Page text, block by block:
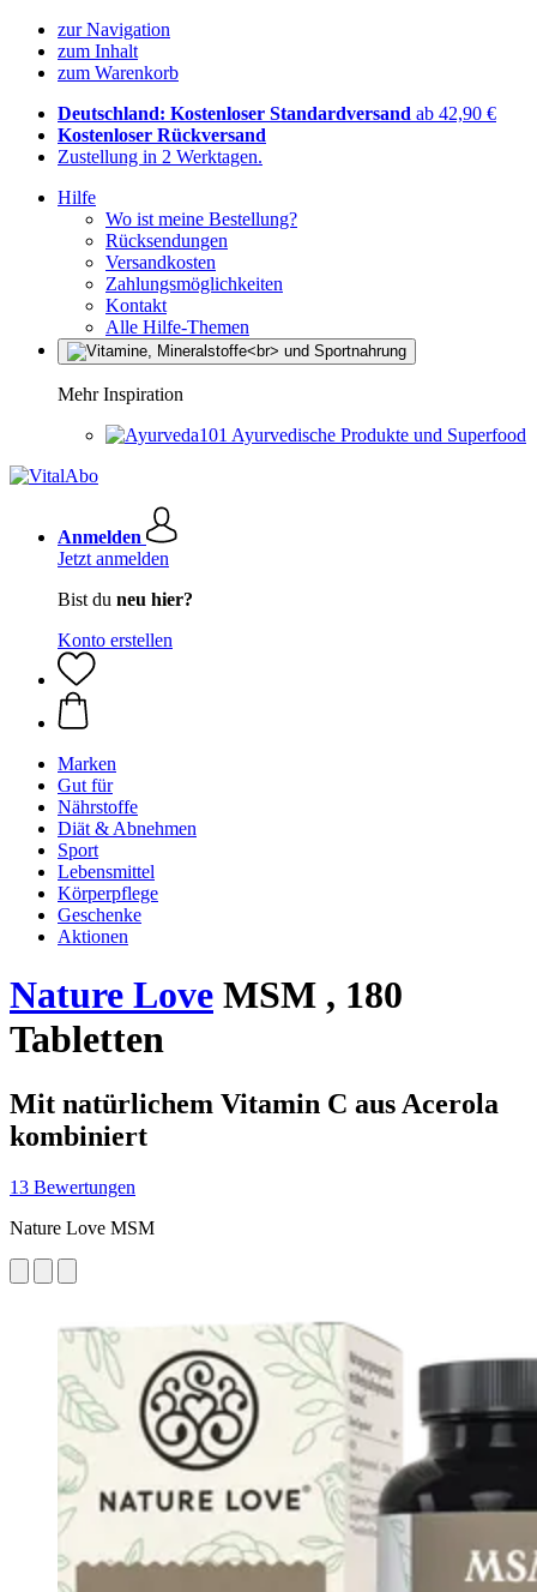
zur Navigation
zum Inhalt
zum Warenkorb
Deutschland: Kostenloser Standardversand ab 42,90 €
Kostenloser Rückversand
Zustellung in 2 Werktagen.
Hilfe
Wo ist meine Bestellung?
Rücksendungen
Versandkosten
Zahlungsmöglichkeiten
Kontakt
Alle Hilfe-Themen
Mehr Inspiration
Ayurvedische Produkte und Superfood
Anmelden
Jetzt anmelden
Bist du neu hier?
Konto erstellen
Marken
Gut für
Nährstoffe
Diät & Abnehmen
Sport
Lebensmittel
Körperpflege
Geschenke
Aktionen
Nature Love MSM , 180
Tabletten
Mit natürlichem Vitamin C aus Acerola
kombiniert
13 Bewertungen
Nature Love MSM